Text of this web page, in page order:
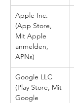
Apple Inc.
(App Store,
Mit Apple
anmelden,
APNs)
Google LLC
(Play Store, Mit
Google